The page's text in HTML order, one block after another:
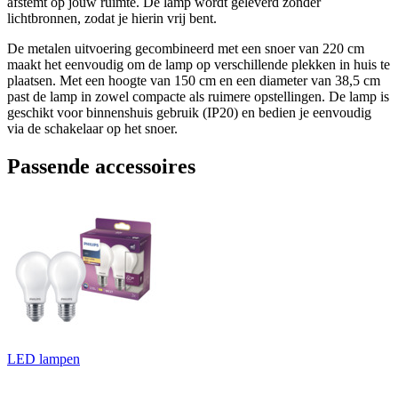
lichtbronnen, zodat je hierin vrij bent.
De metalen uitvoering gecombineerd met een snoer van 220 cm
maakt het eenvoudig om de lamp op verschillende plekken in huis te
plaatsen. Met een hoogte van 150 cm en een diameter van 38,5 cm
past de lamp in zowel compacte als ruimere opstellingen. De lamp is
geschikt voor binnenshuis gebruik (IP20) en bedien je eenvoudig
via de schakelaar op het snoer.
Passende accessoires
LED lampen